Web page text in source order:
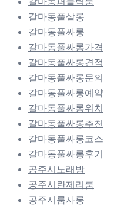
갈마동풀살롱
갈마동풀싸롱
갈마동풀싸롱가격
갈마동풀싸롱견적
갈마동풀싸롱문의
갈마동풀싸롱예약
갈마동풀싸롱위치
갈마동풀싸롱추천
갈마동풀싸롱코스
갈마동풀싸롱후기
공주시노래방
공주시란제리룸
공주시룸사롱